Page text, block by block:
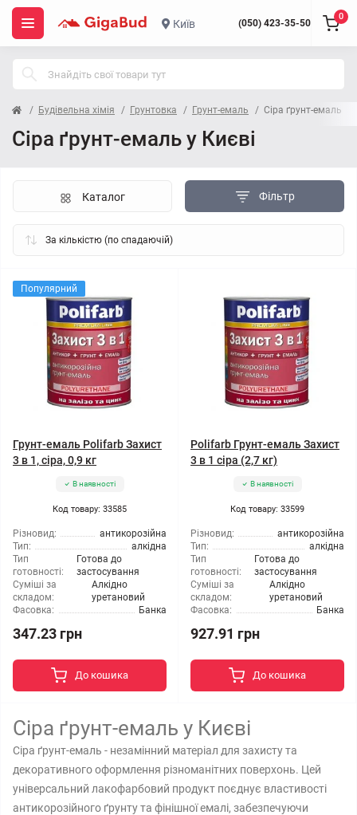
Київ (050) 423-35-50
0
Будівельна хімія Грунтовка Грунт-емаль Сіра ґрунт-емаль
Сіра ґрунт-емаль у Києві
Фільтр
Каталог
Популярний
Грунт-емаль Polifarb Захист
3 в 1, сіра, 0,9 кг
В наявності
Код товару: 33585
Різновид:
антикорозійна
Тип:
алкідна
Тип
готовності:
Готова до
застосування
Суміші за
складом:
Алкідно
уретановий
Фасовка:
Банка
347.23 грн
До кошика
Polifarb Грунт-емаль Захист
3 в 1 сіра (2,7 кг)
В наявності
Код товару: 33599
Різновид:
антикорозійна
Тип:
алкідна
Тип
готовності:
Готова до
застосування
Суміші за
складом:
Алкідно
уретановий
Фасовка:
Банка
927.91 грн
До кошика
Сіра ґрунт-емаль у Києві
Сіра ґрунт-емаль - незамінний матеріал для захисту та
декоративного оформлення різноманітних поверхонь. Цей
універсальний лакофарбовий продукт поєднує властивості
антикорозійного ґрунту та фінішної емалі, забезпечуючи